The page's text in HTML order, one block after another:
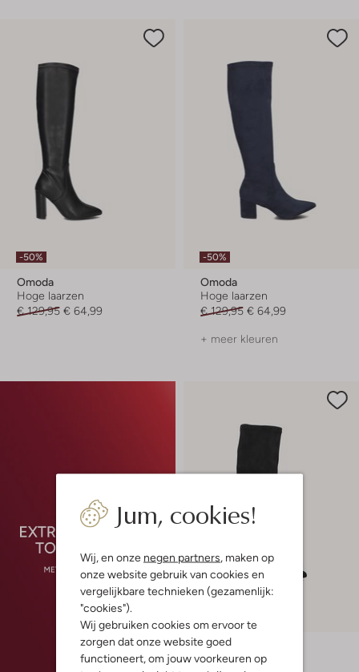
Jum, cookies!
Wij, en onze negen partners , maken op
onze website gebruik van cookies en
vergelijkbare technieken (gezamenlijk:
"cookies").
Wij gebruiken cookies om ervoor te
zorgen dat onze website goed
functioneert, om jouw voorkeuren op
-50%
Omoda
Hoge laarzen
€ 129,95 € 64,99
-50%
Omoda
Hoge laarzen
€ 129,95 € 64,99
+ meer kleuren
-50%
Omoda
Hoge laarzen